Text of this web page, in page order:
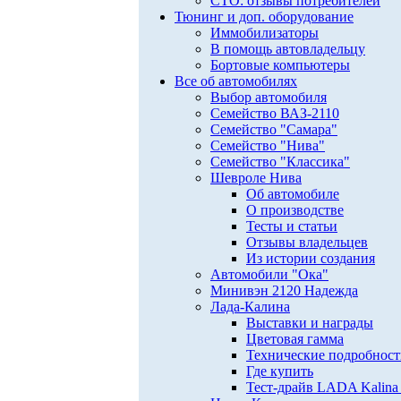
Тюнинг и доп. оборудование
Иммобилизаторы
В помощь автовладельцу
Бортовые компьютеры
Все об автомобилях
Выбор автомобиля
Семейство ВАЗ-2110
Семейство "Самара"
Семейство "Нива"
Семейство "Классика"
Шевроле Нива
Об автомобиле
О производстве
Тесты и статьи
Отзывы владельцев
Из истории создания
Автомобили "Ока"
Минивэн 2120 Надежда
Лада-Калина
Выставки и награды
Цветовая гамма
Технические
Где купить
Тест-драйв LADA Kalina